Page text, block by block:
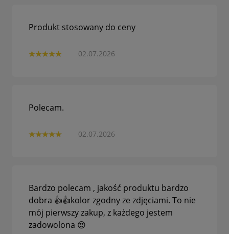
02.07.2026
Produkt stosowany do ceny
02.07.2026
Polecam.
Bardzo polecam , jakość produktu bardzo
dobra 👍👍kolor zgodny ze zdjęciami. To nie
mój pierwszy zakup, z każdego jestem
zadowolona 😍